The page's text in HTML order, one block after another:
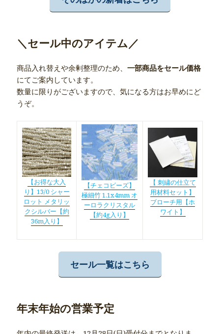
＼セール中のアイテム／
商品入れ替えや余剰整理のため、一部商品をセール価格
にてご案内しています。
数量に限りがございますので、気になる方はお早めにど
うぞ。
【お得な大入
り】13/0 シャー
ロット メタリッ
クシルバー【約
36m入り】
【チェコビーズ】
極細竹 1.1x4mm オ
ーロラクリスタル
【約4g入り】
【 刺繍の仕立て
用材料セット】
ブローチ用【ホ
ワイト】
セール一覧はこちら
年末年始の営業予定